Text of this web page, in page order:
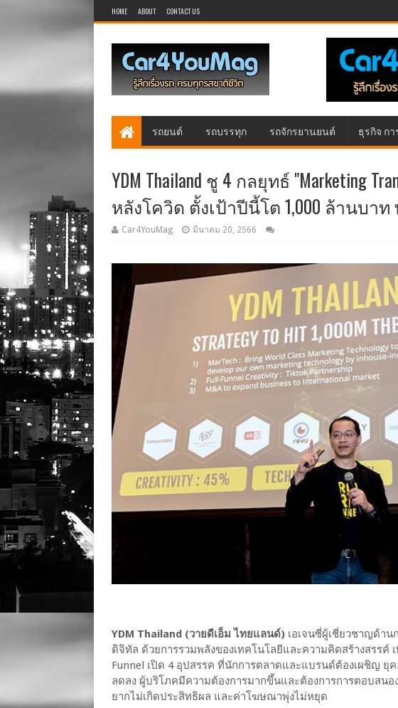
HOME ABOUT CONTACT US
รถยนต์ รถบรรทุก รถจักรยานยนต์ ธุรกิจ ก
YDM Thailand ชู 4 กลยุทธ์ "Marketing
หลังโควิด ตั้งเป้าปีนี้โต 1,000 ล้านบาท
Car4YouMag มีนาคม 20, 2566
YDM Thailand (วายดีเอ็ม ไทยแลนด์) เอเจนซี่ผู้เชี่ยวชาญด้า
ดิจิทัล ด้วยการรวมพลังของเทคโนโลยีและความคิดสร้างสรรค์
Funnel เปิด 4 อุปสรรค ที่นักการตลาดและแบรนด์ต้องเผชิญ ยุ
ลดลง ผู้บริโภคมีความต้องการมากขึ้นและต้องการการตอบสน
ยากไม่เกิดประสิทธิผล และค่าโฆษณาพุ่งไม่หยุด